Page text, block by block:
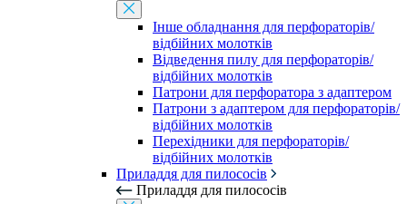
Інше обладнання для перфораторів/
відбійних молотків
Відведення пилу для перфораторів/
відбійних молотків
Патрони для перфоратора з адаптером
Патрони з адаптером для перфораторів/
відбійних молотків
Перехідники для перфораторів/
відбійних молотків
Приладдя для пилососів
Приладдя для пилососів